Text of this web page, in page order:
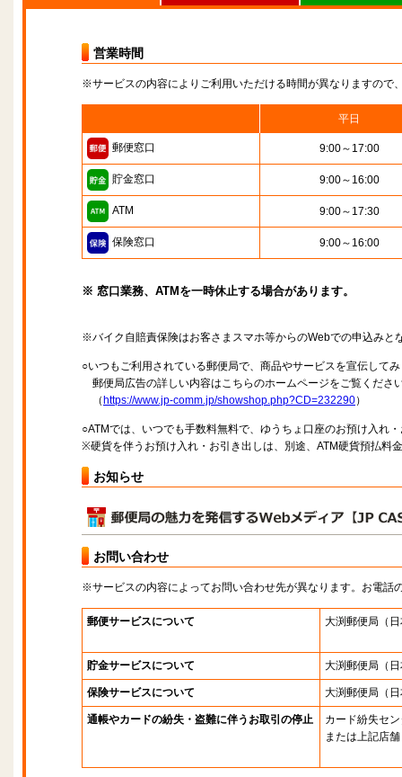
営業時間
※サービスの内容によりご利用いただける時間が異なりますので
平日
郵便窓口 9:00～17:00
貯金窓口 9:00～16:00
ATM 9:00～17:30
保険窓口 9:00～16:00
※ 窓口業務、ATMを一時休止する場合があります。
※バイク自賠責保険はお客さまスマホ等からのWebでの申込みと
○いつもご利用されている郵便局で、商品やサービスを宣伝して
郵便局広告の詳しい内容はこちらのホームページをご覧くださ
（ https://www.jp-comm.jp/showshop.php?CD=232290）
○ATMでは、いつでも手数料無料で、ゆうちょ口座のお預け入れ
※硬貨を伴うお預け入れ・お引き出しは、別途、ATM硬貨預払料
お知らせ
お問い合わせ
※サービスの内容によってお問い合わせ先が異なります。お電話
郵便サービスについて 大渕郵便局 （
貯金サービスについて 大渕郵便局 （
保険サービスについて 大渕郵便局 （
通帳やカードの紛失・盗難に伴うお取引の停止
カード紛失セ
または上記店舗